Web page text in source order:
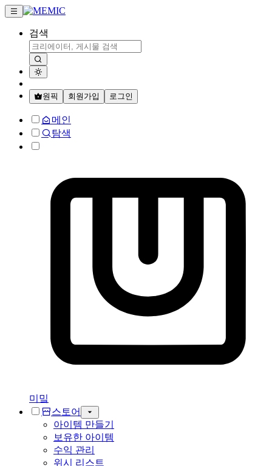
검색
원픽 회원가입 로그인
메인
탐색
미밐
스토어
아이템 만들기
보유한 아이템
수익 관리
위시 리스트